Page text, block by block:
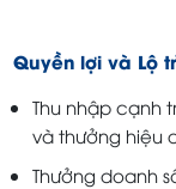
Quyền lợi và Lộ
Thu nhập cạnh
và thưởng hiệu
Thưởng doanh